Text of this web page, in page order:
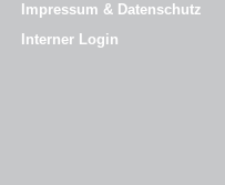
Impressum & Datenschutz
Interner Login